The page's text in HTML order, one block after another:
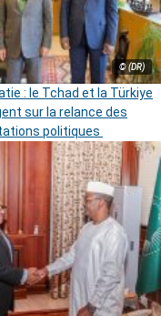
© (DR)
: le Tchad et la Türkiye
sur la relance des
politiques